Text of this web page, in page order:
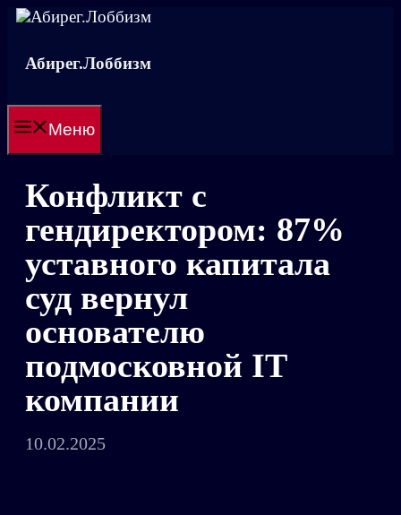
Перейти
Абирег.Лоббизм
Меню
Конфликт с
гендиректором: 87%
уставного капитала
суд вернул
основателю
подмосковной IT
компании
10.02.2025